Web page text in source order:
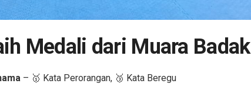
Medali dari Muara Badak
– 🥇 Kata Perorangan, 🥉 Kata Beregu